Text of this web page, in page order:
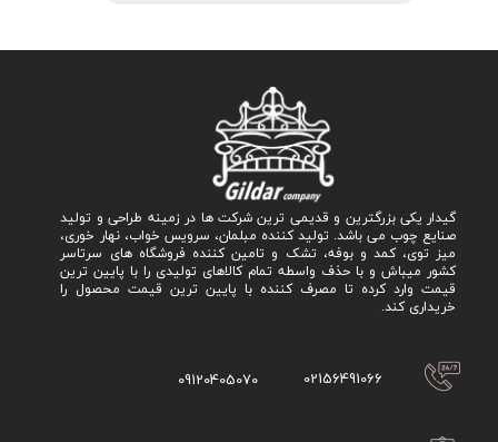
گیدار یکی بزرگترین و قدیمی ترین شرکت ها در زمینه طراحی و تولید
صنایع چوب می باشد. تولید کننده مبلمان، سرویس خواب، نهار خوری،
میز توی، کمد و بوفه، تشک و تامین کننده فروشگاه های سرتاسر
کشور میباش و با حذف واسطه تمام کالاهای تولیدی را با پایین ترین
قیمت وارد کرده تا مصرف کننده با پایین ترین قیمت محصول را
خریداری کند.
02156491066
09120405070